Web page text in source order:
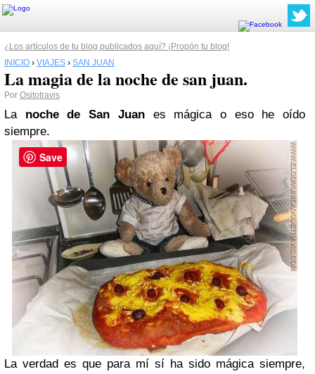
¿Los artículos de tu blog publicados aquí? ¡Propón tu blog!
INICIO › VIAJES › SAN JUAN
La magia de la noche de san juan.
Por Ositotravis
La noche de San Juanes mágica o eso he oído
siempre.
La verdad es que para mí sí ha sido mágica siempre,
Save